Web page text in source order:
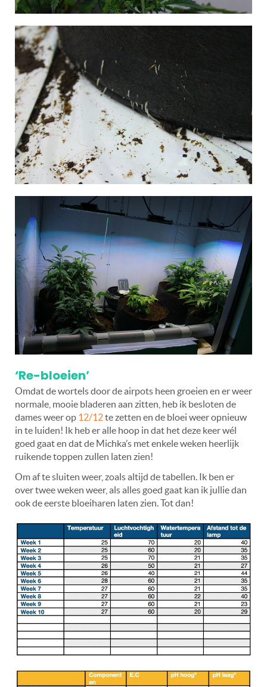
‘Re-bloeien’
Omdat de wortels door de airpots heen groeien en er weer
normale, mooie bladeren aan zitten, heb ik besloten de
dames weer op 12/12te zetten en de bloei weer opnieuw
in te luiden! Ik heb er alle hoop in dat het deze keer wél
goed gaat en dat de Michka’s met enkele weken heerlijk
ruikende toppen zullen laten zien!
Om af te sluiten weer, zoals altijd de tabellen. Ik ben er
over twee weken weer, als alles goed gaat kan ik jullie dan
ook de eerste bloeiharen laten zien. Tot dan!